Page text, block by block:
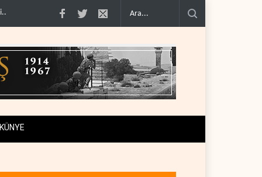
anlaşma.. ABD, Suudi Arabistan'dan petrol ithalatını 40 yıl sonra i..
KÜNYE